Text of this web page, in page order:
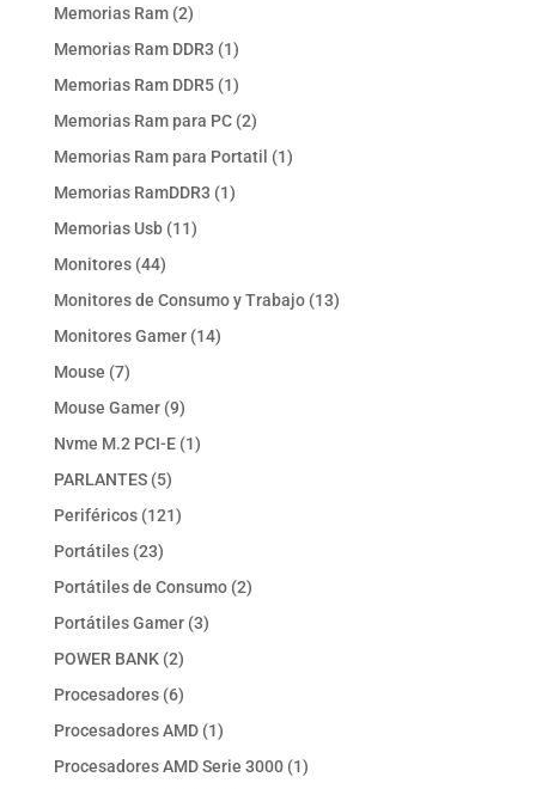
Memorias Ram 22
productos
Memorias Ram DDR3 11
producto
Memorias Ram DDR5 11
producto
Memorias Ram para PC 22
productos
Memorias Ram para Portatil 11
Memorias RamDDR3 11
Memorias Usb 1111
Monitores 4444
productos
Monitores de Consumo y Trabajo 1313
Monitores Gamer 1414
Mouse 77
productos
Mouse Gamer 99
productos
Nvme M.2 PCI-E 11
PARLANTES 55
productos
Periféricos 121121
Portátiles 2323
productos
Portátiles de Consumo 22
Portátiles Gamer 33
POWER BANK 22
productos
Procesadores 66
productos
Procesadores AMD 11
producto
Procesadores AMD Serie 3000 11